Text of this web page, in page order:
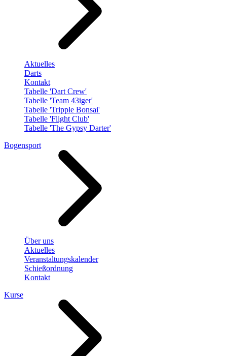
Aktuelles
Darts
Kontakt
Tabelle 'Dart Crew'
Tabelle 'Team 43iger'
Tabelle 'Tripple Bonsai'
Tabelle 'Flight Club'
Tabelle 'The Gypsy Darter'
Bogensport
Über uns
Aktuelles
Veranstaltungskalender
Schießordnung
Kontakt
Kurse